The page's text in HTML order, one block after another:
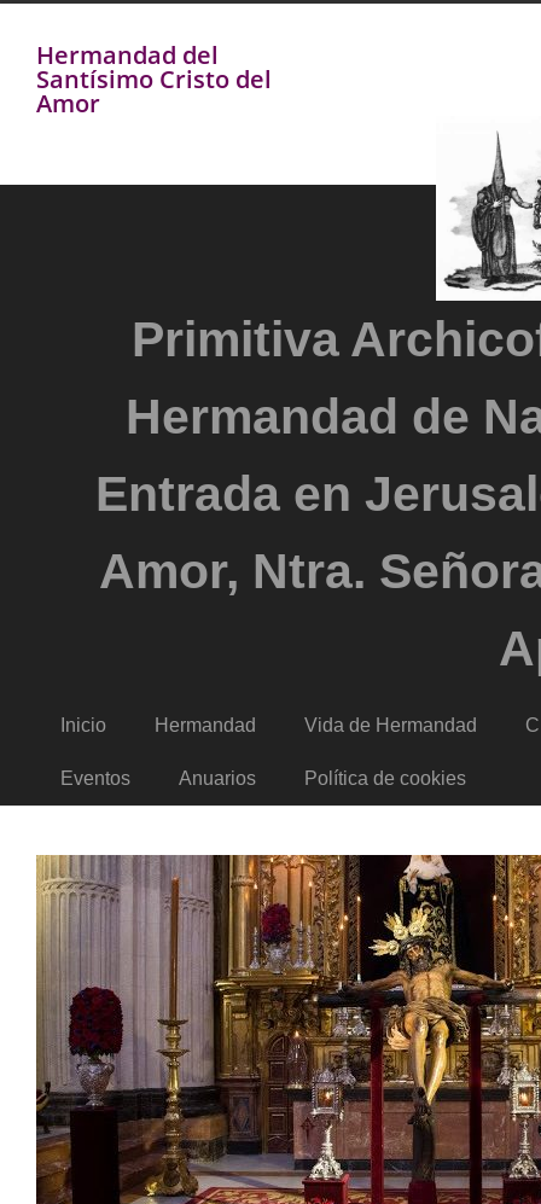
Hermandad del
Santísimo Cristo del
Amor
Primitiva
Hermandad de
Entrada en
Amor, Ntra.
Inicio Hermandad Vida de Hermandad
Eventos Anuarios Política de cookies